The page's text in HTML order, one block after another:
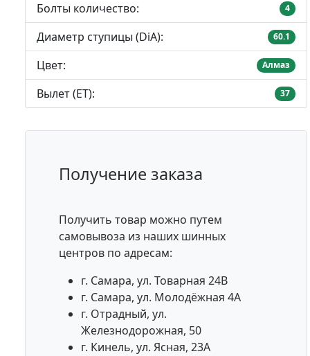
Болты количество: 4
Диаметр ступицы (DiA): 60.1
Цвет: Алмаз
Вылет (ET): 37
Получение заказа
Получить товар можно путем
самовывоза из наших шинных
центров по адресам:
г. Самара, ул. Товарная 24В
г. Самара, ул. Молодёжная 4А
г. Отрадный, ул.
Железнодорожная, 50
г. Кинель, ул. Ясная, 23А